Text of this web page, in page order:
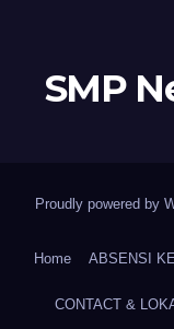
SMP
Proudly powered by
Home ABSENSI
CONTACT &